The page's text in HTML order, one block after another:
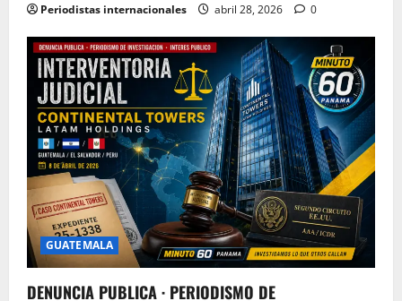
Periodistas internacionales abril 28, 2026 0
GUATEMALA
DENUNCIA PUBLICA · PERIODISMO DE